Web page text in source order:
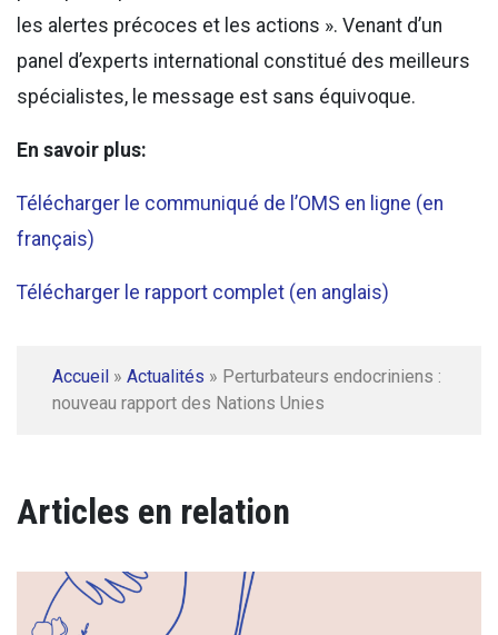
les alertes précoces et les actions ». Venant d’un
panel d’experts international constitué des meilleurs
spécialistes, le message est sans équivoque.
En savoir plus:
Télécharger le communiqué de l’OMS en ligne (en
français)
Télécharger le rapport complet (en anglais)
Accueil » Actualités » Perturbateurs endocriniens :
nouveau rapport des Nations Unies
Articles en relation